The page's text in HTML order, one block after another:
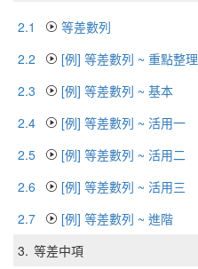
2.1
等差數列
2.2
[例] 等差數列 ~ 重點整理
2.3
[例] 等差數列 ~ 基本
2.4
[例] 等差數列 ~ 活用一
2.5
[例] 等差數列 ~ 活用二
2.6
[例] 等差數列 ~ 活用三
2.7
[例] 等差數列 ~ 進階
3. 等差中項